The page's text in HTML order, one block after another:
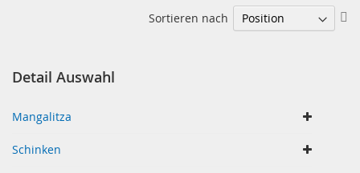
Sortieren nach
Detail Auswahl
Mangalitza
Schinken